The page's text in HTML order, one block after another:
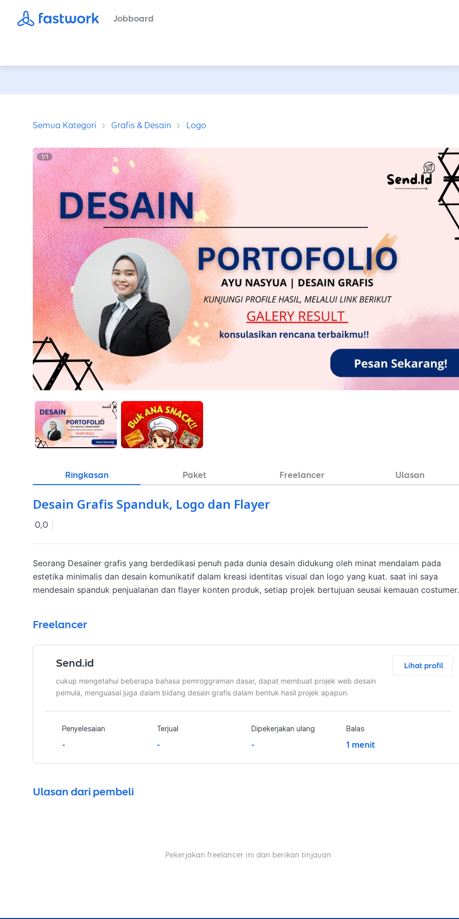
Jobboard
Semua Kategori Grafis & Desain Logo
1/1
Ringkasan Paket Freelancer Ulasan
Desain Grafis Spanduk, Logo dan Flayer
0,0
Seorang Desainer grafis yang berdedikasi penuh pada dunia desain didukung oleh minat mendalam pada
estetika minimalis dan desain komunikatif dalam kreasi identitas visual dan logo yang kuat. saat ini saya
mendesain spanduk penjualanan dan flayer konten produk, setiap projek bertujuan seusai kemauan costumer.
Freelancer
Send.id
cukup mengetahui beberapa bahasa pemroggraman dasar, dapat membuat projek web desain
pemula, menguasai juga dalam bidang desain grafis dalam bentuk hasil projek apapun.
Lihat profil
Penyelesaian
-
Terjual
-
Dipekerjakan ulang
-
Balas
1 menit
Ulasan dari pembeli
Pekerjakan freelancer ini dan berikan tinjauan